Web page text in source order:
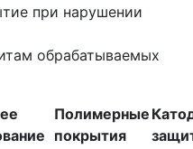
при нарушении
обрабатываемых
Полимерные
покрытия